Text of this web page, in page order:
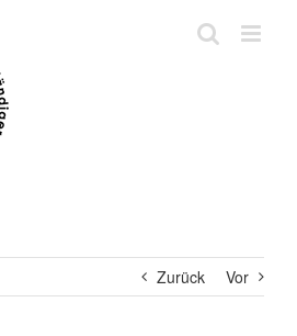
Zurück Vor